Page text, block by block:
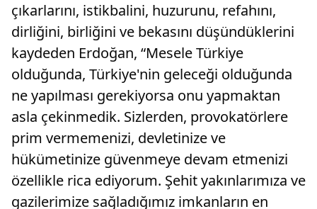
çıkarlarını, istikbalini, huzurunu, refahını,
dirliğini, birliğini ve bekasını düşündüklerini
kaydeden Erdoğan, “Mesele Türkiye
olduğunda, Türkiye'nin geleceği olduğunda
ne yapılması gerekiyorsa onu yapmaktan
asla çekinmedik. Sizlerden, provokatörlere
prim vermemenizi, devletinize ve
hükümetinize güvenmeye devam etmenizi
özellikle rica ediyorum. Şehit yakınlarımıza ve
gazilerimize sağladığımız imkanların en